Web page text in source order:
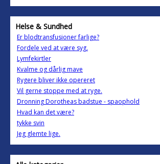
Helse & Sundhed
Er blodtransfusioner farlige?
Fordele ved at være syg.
Lymfekirtler
Kvalme og dårlig mave
Rygere bliver ikke opereret
Vil gerne stoppe med at ryge.
Dronning Dorotheas badstue - spaophold
Hvad kan det være?
tykke svin
Jeg glemte lige.